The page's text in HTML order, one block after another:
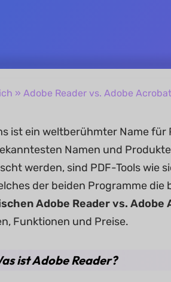
» Adobe Reader vs. Adobe
ist ein weltberühmter Name für
Namen und
werden, sind PDF-Tools wie
der beiden Programme die
Adobe Reader vs. Adobe
Funktionen und Preise.
ist Adobe Reader?